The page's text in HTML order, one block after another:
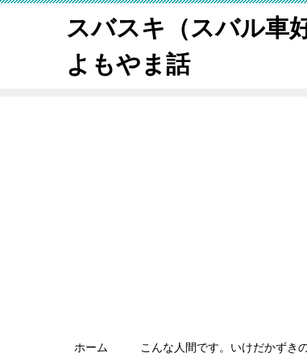
スバスキ（スバル車
よもやま話
ホーム こんな人間です。いけだかずき